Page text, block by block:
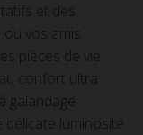
et des
vos amis.
pièces de vie
confort ultra
luminosité.